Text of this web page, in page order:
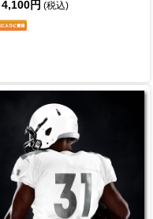
4,100円 (税込)